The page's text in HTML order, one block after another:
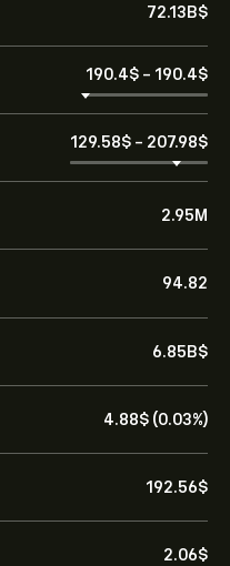
72.13B‎$‎
190.4‎$‎ - 190.4‎$‎
129.58‎$‎ - 207.98‎$‎
2.95M
94.82
6.85B‎$‎
4.88‎$‎ (0.03%)
192.56‎$‎
2.06‎$‎